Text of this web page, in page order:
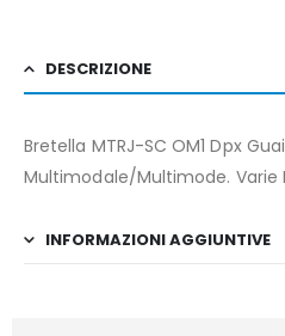
DESCRIZIONE
Bretella MTRJ-SC OM1 Dpx
Multimodale/Multimode. Varie
INFORMAZIONI AGGIUNTIVE